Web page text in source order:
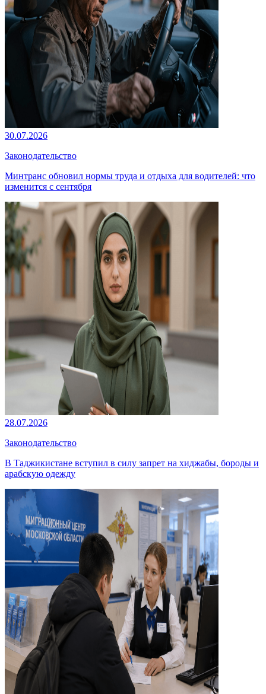
30.07.2026
Законодательство
Минтранс обновил нормы труда и отдыха для водителей: что
изменится с сентября
28.07.2026
Законодательство
В Таджикистане вступил в силу запрет на хиджабы, бороды и
арабскую одежду